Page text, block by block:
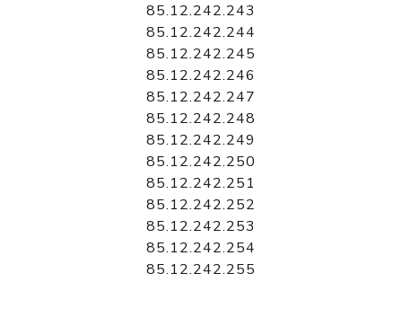
85.12.242.243
85.12.242.244
85.12.242.245
85.12.242.246
85.12.242.247
85.12.242.248
85.12.242.249
85.12.242.250
85.12.242.251
85.12.242.252
85.12.242.253
85.12.242.254
85.12.242.255